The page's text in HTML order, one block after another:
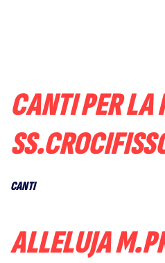
CANTI PER LA
CANTI
ALLELUJA